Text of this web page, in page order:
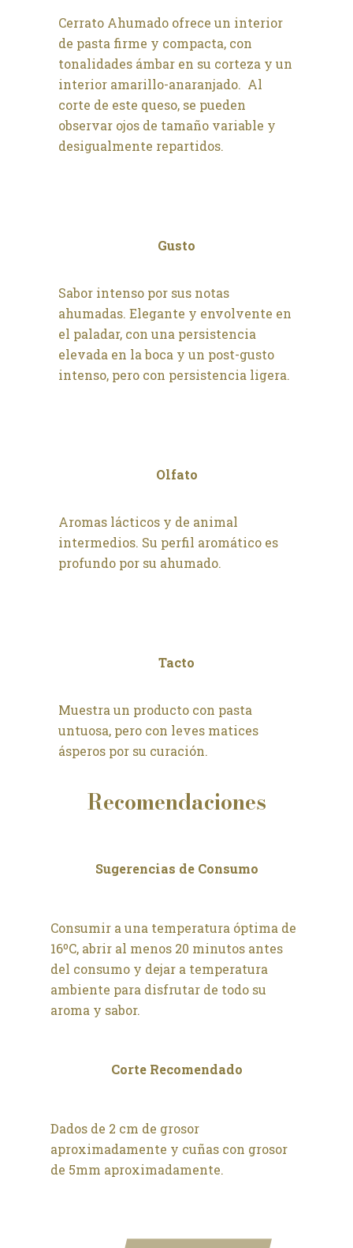
Cerrato Ahumado ofrece un interior
de pasta firme y compacta, con
tonalidades ámbar en su corteza y un
interior amarillo-anaranjado. Al
corte de este queso, se pueden
observar ojos de tamaño variable y
desigualmente repartidos.
Gusto
Sabor intenso por sus notas
ahumadas. Elegante y envolvente en
el paladar, con una persistencia
elevada en la boca y un post-gusto
intenso, pero con persistencia ligera.
Olfato
Aromas lácticos y de animal
intermedios. Su perfil aromático es
profundo por su ahumado.
Tacto
Muestra un producto con pasta
untuosa, pero con leves matices
ásperos por su curación.
Recomendaciones
Sugerencias de Consumo
Consumir a una temperatura óptima de
16ºC, abrir al menos 20 minutos antes
del consumo y dejar a temperatura
ambiente para disfrutar de todo su
aroma y sabor.
Corte Recomendado
Dados de 2 cm de grosor
aproximadamente y cuñas con grosor
de 5mm aproximadamente.